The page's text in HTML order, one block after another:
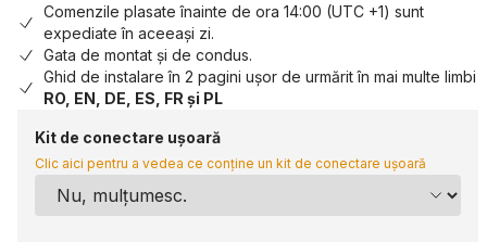
Comenzile plasate înainte de ora 14:00 (UTC +1) sunt
expediate în aceeași zi.
Gata de montat și de condus.
Ghid de instalare în 2 pagini ușor de urmărit în mai multe limbi
RO, EN, DE, ES, FR și PL
Kit de conectare ușoară
Clic aici pentru a vedea ce conține un kit de conectare ușoară